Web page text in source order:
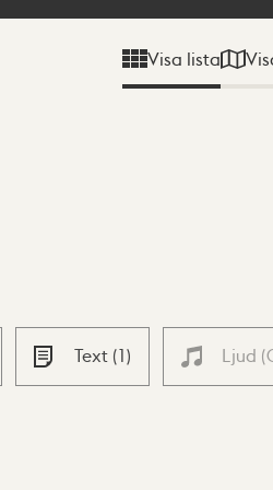
Visa lista
Text (1) Ljud (